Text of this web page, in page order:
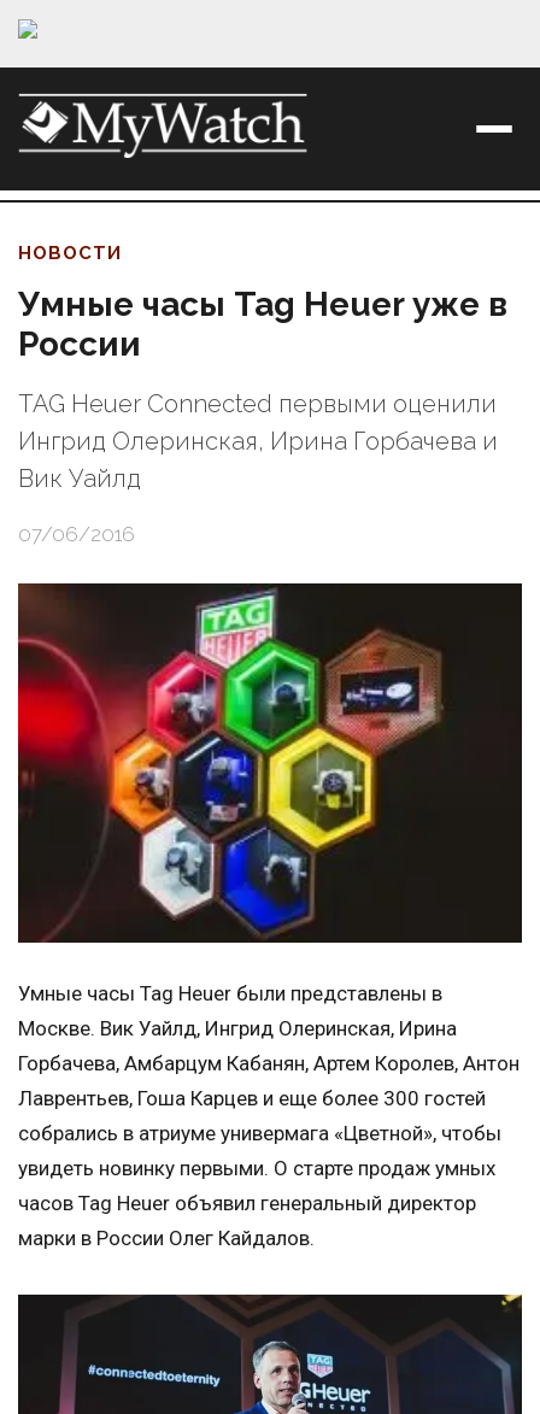
НОВОСТИ
Умные часы Tag Heuer уже в
России
TAG Heuer Connected первыми оценили
Ингрид Олеринская, Ирина Горбачева и
Вик Уайлд
07/06/2016
Умные часы Tag Heuer были представлены в
Москве. Вик Уайлд, Ингрид Олеринская, Ирина
Горбачева, Амбарцум Кабанян, Артем Королев, Антон
Лаврентьев, Гоша Карцев и еще более 300 гостей
собрались в атриуме универмага «Цветной», чтобы
увидеть новинку первыми. О старте продаж умных
часов Tag Heuer объявил генеральный директор
марки в России Олег Кайдалов.